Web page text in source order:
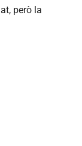
però la